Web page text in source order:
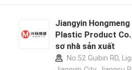
Jiangyin
Plastic Product
sơ nhà sản xuất
No.52 Guibin RD,